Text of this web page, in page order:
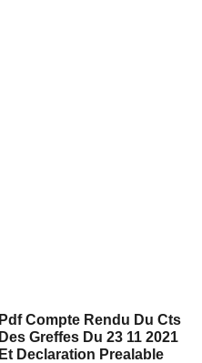
Pdf Compte Rendu Du Cts
Des Greffes Du 23 11 2021
Et Declaration Prealable